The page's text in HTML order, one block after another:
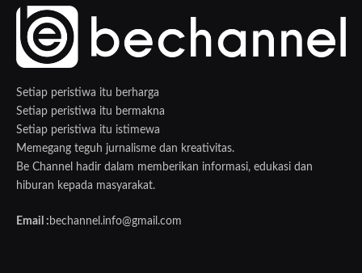
Setiap peristiwa itu berharga
Setiap peristiwa itu bermakna
Setiap peristiwa itu istimewa
Memegang teguh jurnalisme dan kreativitas.
Be Channel hadir dalam memberikan informasi, edukasi dan
hiburan kepada masyarakat.
Email : bechannel.info@gmail.com